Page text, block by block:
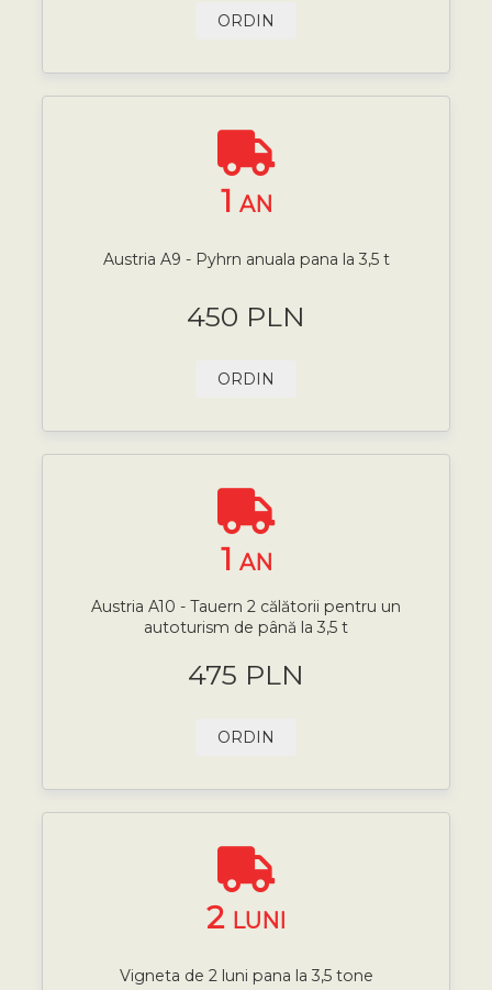
ORDIN
1 AN
Austria A9 - Pyhrn anuala pana la 3,5 t
450 PLN
ORDIN
1 AN
Austria A10 - Tauern 2 călătorii pentru un
autoturism de până la 3,5 t
475 PLN
ORDIN
2 LUNI
Vigneta de 2 luni pana la 3,5 tone